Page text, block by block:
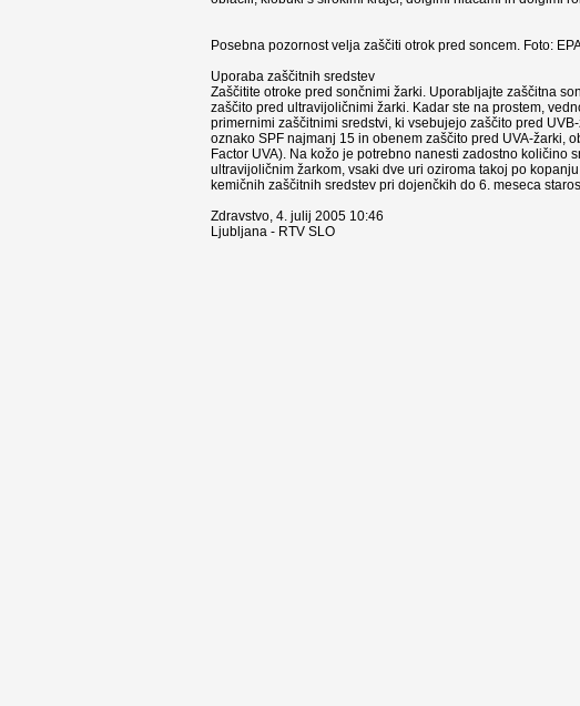
Posebna pozornost velja zaščiti otrok pred soncem. Foto:
Uporaba zaščitnih sredstev
Zaščitite otroke pred sončnimi žarki. Uporabljajte zaščitna
zaščito pred ultravijoličnimi žarki. Kadar ste na prostem,
primernimi zaščitnimi sredstvi, ki vsebujejo zaščito pred
oznako SPF najmanj 15 in obenem zaščito pred UVA-žarki,
Factor UVA). Na kožo je potrebno nanesti zadostno količino
ultravijoličnim žarkom, vsaki dve uri oziroma takoj po
kemičnih zaščitnih sredstev pri dojenčkih do 6. meseca
Zdravstvo, 4. julij 2005 10:46
Ljubljana - RTV SLO